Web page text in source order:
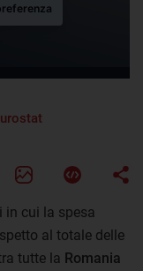
in cui la spesa
al totale delle
tutte la Romania